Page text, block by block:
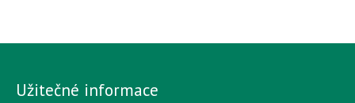
Užitečné informace